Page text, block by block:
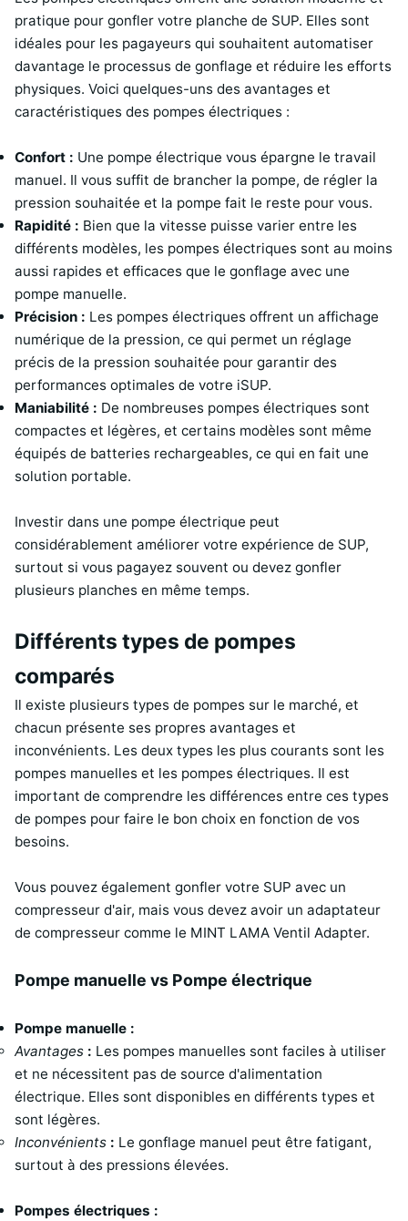
pratique pour gonfler votre planche de SUP. Elles sont
idéales pour les pagayeurs qui souhaitent automatiser
davantage le processus de gonflage et réduire les efforts
physiques. Voici quelques-uns des avantages et
caractéristiques des pompes électriques :
Confort : Une pompe électrique vous épargne le travail
manuel. Il vous suffit de brancher la pompe, de régler la
pression souhaitée et la pompe fait le reste pour vous.
Rapidité : Bien que la vitesse puisse varier entre les
différents modèles, les pompes électriques sont au moins
aussi rapides et efficaces que le gonflage avec une
pompe manuelle.
Précision : Les pompes électriques offrent un affichage
numérique de la pression, ce qui permet un réglage
précis de la pression souhaitée pour garantir des
performances optimales de votre iSUP.
Maniabilité : De nombreuses pompes électriques sont
compactes et légères, et certains modèles sont même
équipés de batteries rechargeables, ce qui en fait une
solution portable.
Investir dans une pompe électrique peut
considérablement améliorer votre expérience de SUP,
surtout si vous pagayez souvent ou devez gonfler
plusieurs planches en même temps.
Différents types de pompes
comparés
Il existe plusieurs types de pompes sur le marché, et
chacun présente ses propres avantages et
inconvénients. Les deux types les plus courants sont les
pompes manuelles et les pompes électriques. Il est
important de comprendre les différences entre ces types
de pompes pour faire le bon choix en fonction de vos
besoins.
Vous pouvez également gonfler votre SUP avec un
compresseur d'air, mais vous devez avoir un adaptateur
de compresseur comme le MINT LAMA Ventil Adapter.
Pompe manuelle vs Pompe électrique
Pompe manuelle :
Avantages : Les pompes manuelles sont faciles à utiliser
et ne nécessitent pas de source d'alimentation
électrique. Elles sont disponibles en différents types et
sont légères.
Inconvénients : Le gonflage manuel peut être fatigant,
surtout à des pressions élevées.
Pompes électriques :